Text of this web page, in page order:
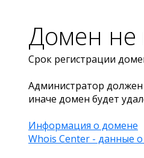
Домен не
Срок регистрации
Администратор
иначе домен будет
Информация о домене
Whois Center - данные